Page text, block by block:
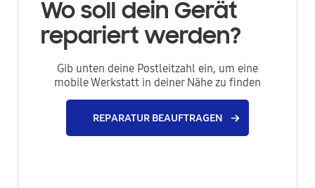
Wo soll dein Gerät
repariert werden?
Gib unten deine Postleitzahl ein, um eine
mobile Werkstatt in deiner Nähe zu finden
REPARATUR BEAUFTRAGEN